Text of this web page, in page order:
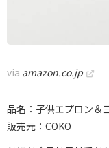
via amazon.co.jp
品名：子供エプロン
販売元：COKO